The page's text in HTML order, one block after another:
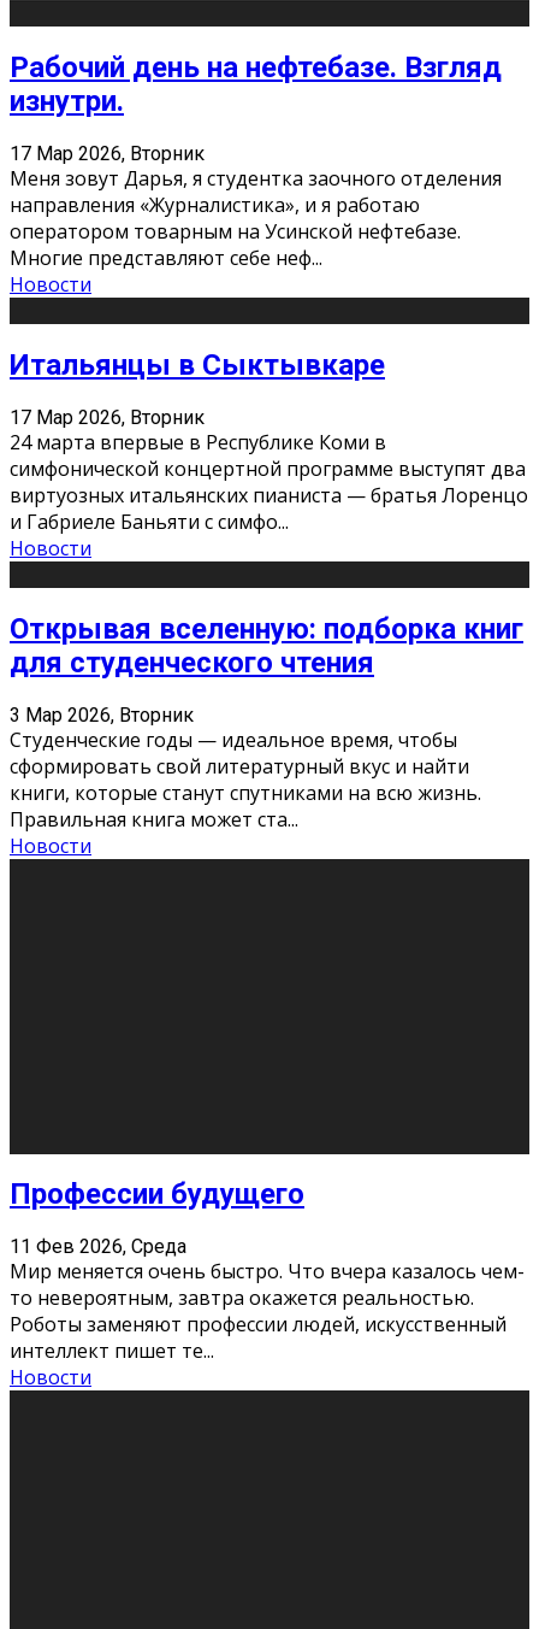
Рабочий день на нефтебазе. Взгляд
изнутри.
17 Мар 2026, Вторник
Меня зовут Дарья, я студентка заочного отделения
направления «Журналистика», и я работаю
оператором товарным на Усинской нефтебазе.
Многие представляют себе неф...
Новости
Итальянцы в Сыктывкаре
17 Мар 2026, Вторник
24 марта впервые в Республике Коми в
симфонической концертной программе выступят два
виртуозных итальянских пианиста — братья Лоренцо
и Габриеле Баньяти с симфо...
Новости
Открывая вселенную: подборка книг
для студенческого чтения
3 Мар 2026, Вторник
Студенческие годы — идеальное время, чтобы
сформировать свой литературный вкус и найти
книги, которые станут спутниками на всю жизнь.
Правильная книга может ста...
Новости
Как бороться со стрессом
11 Фев 2026, Среда
Стресс – нормальная реакция организма, когда
факторов, воздействующих на твой организм
больше, чем ресурсов. Есть советы, как бороться со
стрессовым состояни
Новости